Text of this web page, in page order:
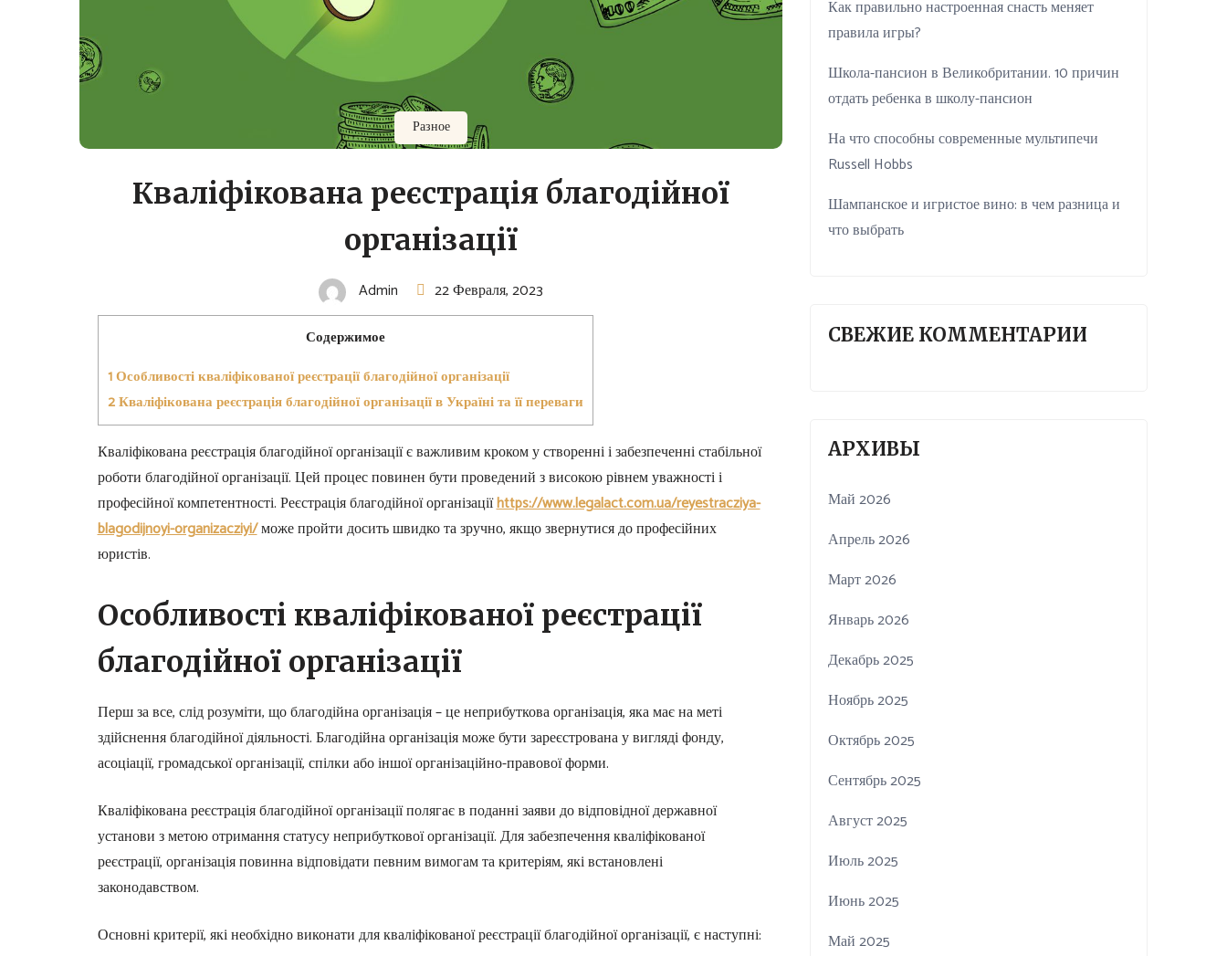
Разное
Кваліфікована реєстрація благодійної
організації
Admin 22 Февраля, 2023
Содержимое
1Особливості кваліфікованої реєстрації благодійної організації
2Кваліфікована реєстрація благодійної організації в Україні та її переваги
Кваліфікована реєстрація благодійної організації є важливим кроком у створенні і забезпеченні стабільної
роботи благодійної організації. Цей процес повинен бути проведений з високою рівнем уважності і
професійної компетентності. Реєстрація благодійної організаціїhttps://www.legalact.com.ua/reyestracziya-
blagodijnoyi-organizacziyi/може пройти досить швидко та зручно, якщо звернутися до професійних
юристів.
Особливості кваліфікованої реєстрації
благодійної організації
Перш за все, слід розуміти, що благодійна організація – це неприбуткова організація, яка має на меті
здійснення благодійної діяльності. Благодійна організація може бути зареєстрована у вигляді фонду,
асоціації, громадської організації, спілки або іншої організаційно-правової форми.
Кваліфікована реєстрація благодійної організації полягає в поданні заяви до відповідної державної
установи з метою отримання статусу неприбуткової організації. Для забезпечення кваліфікованої
реєстрації, організація повинна відповідати певним вимогам та критеріям, які встановлені
законодавством.
Основні критерії, які необхідно виконати для кваліфікованої реєстрації благодійної організації, є наступні:
Как правильно настроенная снасть меняет
правила игры?
Школа-пансион в Великобритании. 10 причин
отдать ребенка в школу-пансион
На что способны современные мультипечи
Russell Hobbs
Шампанское и игристое вино: в чем разница и
что выбрать
СВЕЖИЕ КОММЕНТАРИИ
АРХИВЫ
Май 2026
Апрель 2026
Март 2026
Январь 2026
Декабрь 2025
Ноябрь 2025
Октябрь 2025
Сентябрь 2025
Август 2025
Июль 2025
Июнь 2025
Май 2025